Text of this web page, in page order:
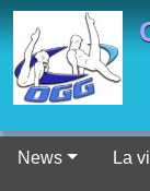
News La
Panneau de